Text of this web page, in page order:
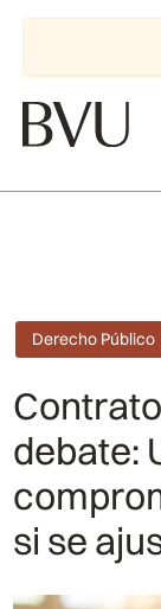
Derecho Público
debate:
si se